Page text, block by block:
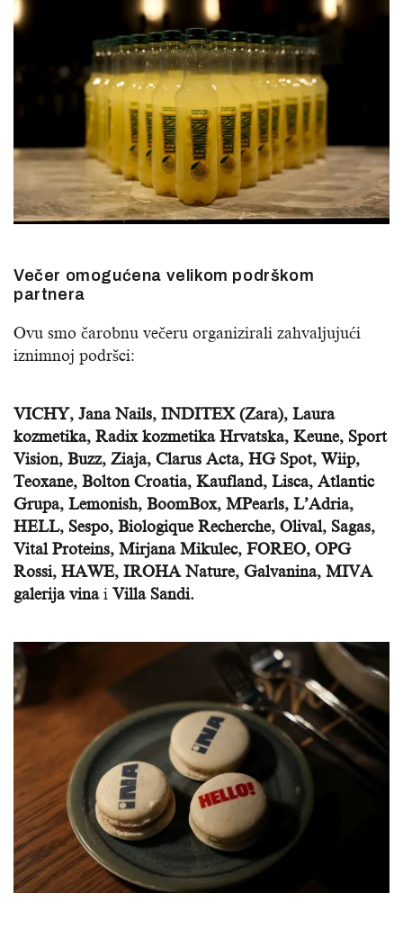
Večer omogućena velikom podrškom
partnera
Ovu smo čarobnu večeru organizirali zahvaljujući
iznimnoj podršci:
VICHY, Jana Nails, INDITEX (Zara), Laura
kozmetika, Radix kozmetika Hrvatska, Keune, Sport
Vision, Buzz, Ziaja, Clarus Acta, HG Spot, Wiip,
Teoxane, Bolton Croatia, Kaufland, Lisca, Atlantic
Grupa, Lemonish, BoomBox, MPearls, L’Adria,
HELL, Sespo, Biologique Recherche, Olival, Sagas,
Vital Proteins, Mirjana Mikulec, FOREO, OPG
Rossi, HAWE, IROHA Nature, Galvanina, MIVA
galerija vinai Villa Sandi.